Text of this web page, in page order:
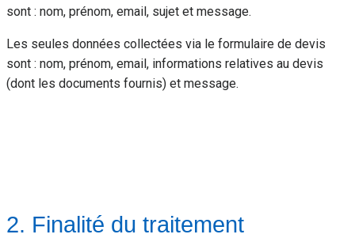
sont : nom, prénom, email, sujet et message.
Les seules données collectées via le formulaire de devis
sont : nom, prénom, email, informations relatives au devis
(dont les documents fournis) et message.
2. Finalité du traitement